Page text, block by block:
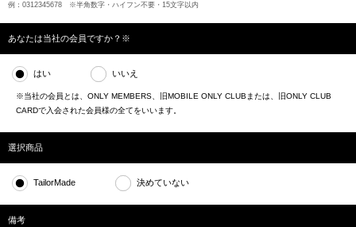
例：0312345678 ※半角数字・ハイフン不要・15文字以内
あなたは当社の会員ですか？※
はい いいえ
※当社の会員とは、ONLY MEMBERS、旧MOBILE ONLY CLUBまたは、旧ONLY CLUB
CARDで入会された会員様の全てをいいます。
選択商品
TailorMade 決めていない
備考